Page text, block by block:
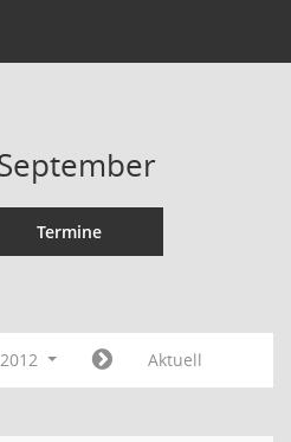
Termine
2012 Aktuell